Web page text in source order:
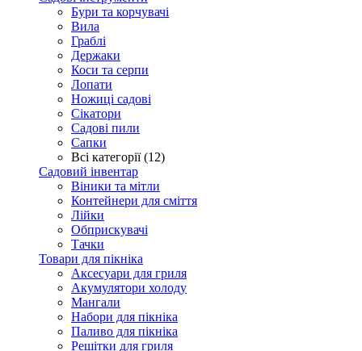
Бури та корчувачі
Вила
Граблі
Держаки
Коси та серпи
Лопати
Ножиці садові
Сікатори
Садові пили
Сапки
Всі категорії (12)
Садовий інвентар
Віники та мітли
Контейнери для сміття
Лійки
Обприскувачі
Тачки
Товари для пікніка
Аксесуари для гриля
Акумулятори холоду
Мангали
Набори для пікніка
Паливо для пікніка
Решітки для гриля